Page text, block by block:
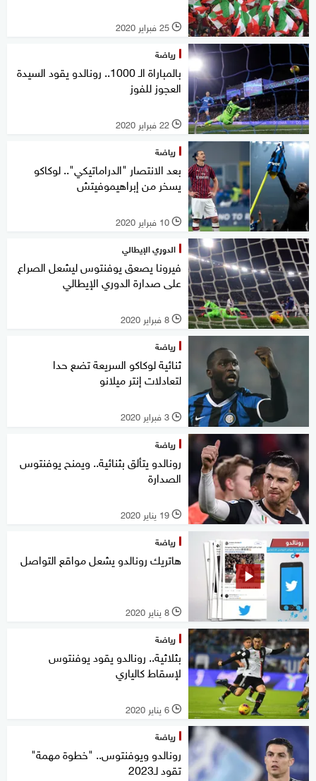
l 25 فبراير 2020
رياضة
بالمباراة الـ 1000.. رونالدو يقود السيدة
العجوز للفوز
l 22 فبراير 2020
رياضة
بعد الانتصار "الدراماتيكي".. لوكاكو
يسخر من إبراهيموفيتش
l 10 فبراير 2020
الدوري الإيطالي
فيرونا يصعق يوفنتوس ليشعل الصراع
على صدارة الدوري الإيطالي
l 8 فبراير 2020
رياضة
ثنائية لوكاكو السريعة تضع حدا
لتعادلات إنتر ميلانو
l 3 فبراير 2020
رياضة
رونالدو يتألق بثنائية.. ويمنح يوفنتوس
الصدارة
l 19 يناير 2020
رياضة
هاتريك رونالدو يشعل مواقع التواصل
l 8 يناير 2020
رياضة
بثلاثية.. رونالدو يقود يوفنتوس
لإسقاط كالياري
l 6 يناير 2020
رياضة
رونالدو ويوفنتوس.. "خطوة مهمة"
تقود لـ2023